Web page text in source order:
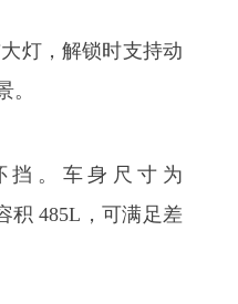
灯，解锁时支持动
。车身尺寸为
积 485L，可满足差